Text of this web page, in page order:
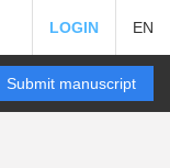
LOGIN EN
Submit manuscript